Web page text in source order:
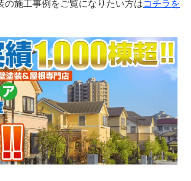
の施工事例をご覧になりたい方はコチラを